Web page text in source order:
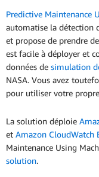
Predictive Maintenance
automatise la détection
et propose de prendre
est facile à déployer et
données de simulation
NASA. Vous avez
pour utiliser votre
La solution déploie
et Amazon CloudWatch
Maintenance Using
solution.